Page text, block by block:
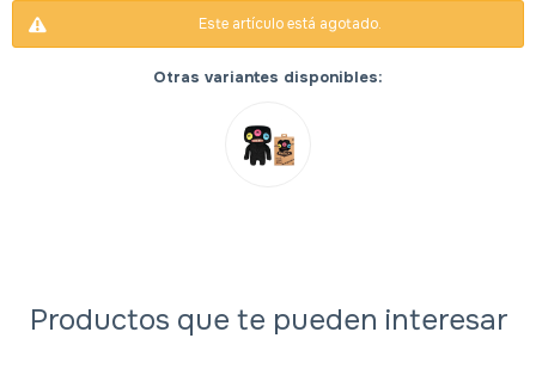
Este artículo está agotado.
Otras variantes disponibles:
Productos que te pueden interesar